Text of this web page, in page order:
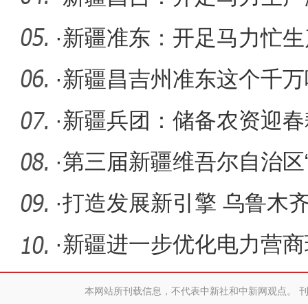
·新疆准东：开足马力忙
·新疆昌吉州准东这个千
核准
·新疆兵团：储备农资迎
·第三届新疆维吾尔自治
邀请
·打造发展新引擎 乌鲁木
心”建设
·新疆进一步优化电力营
集群”
本网站所刊载信息，不代表中新社和中新网观点。